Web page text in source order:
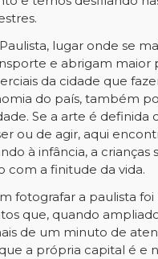
lugar onde se
e abrigam maior
da cidade que
do país, também
Se a arte é definida
ou de agir, aqui
à infância, a crianças
com a finitude da vida.
fotografar a paulista foi
que, quando
de um minuto de
a própria capital é e